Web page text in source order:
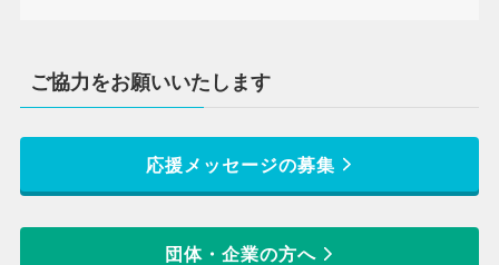
ご協力をお願いいたします
応援メッセージの募集
団体・企業の方へ